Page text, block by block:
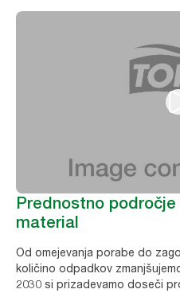
Prednostno
material
Od omejevanja porabe do
količino odpadkov
2030 si prizadevamo doseči